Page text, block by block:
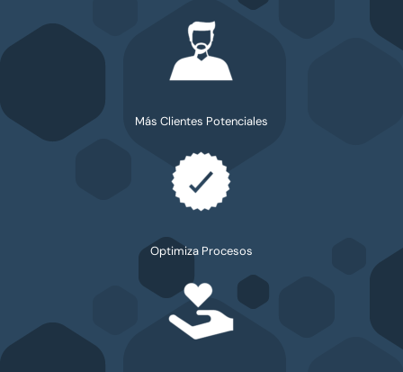
Más Clientes Potenciales
Optimiza Procesos